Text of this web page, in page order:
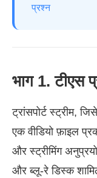
प्रश्न
भाग 1. टीएस
ट्रांसपोर्ट स्ट्रीम,
एक वीडियो फ़ाइल
और स्ट्रीमिंग
और ब्लू-रे डिस्क